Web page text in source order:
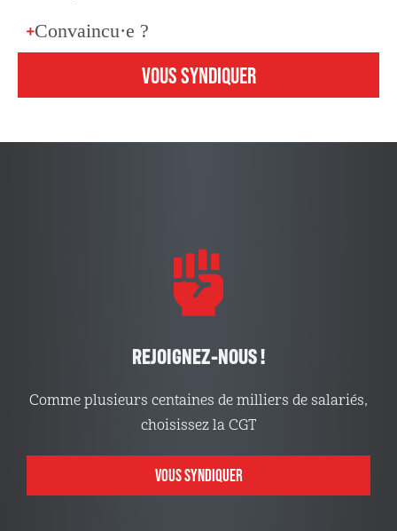
Convaincu·e ?
VOUS SYNDIQUER
REJOIGNEZ-NOUS !
Comme plusieurs centaines de milliers de salariés,
choisissez la CGT
VOUS SYNDIQUER